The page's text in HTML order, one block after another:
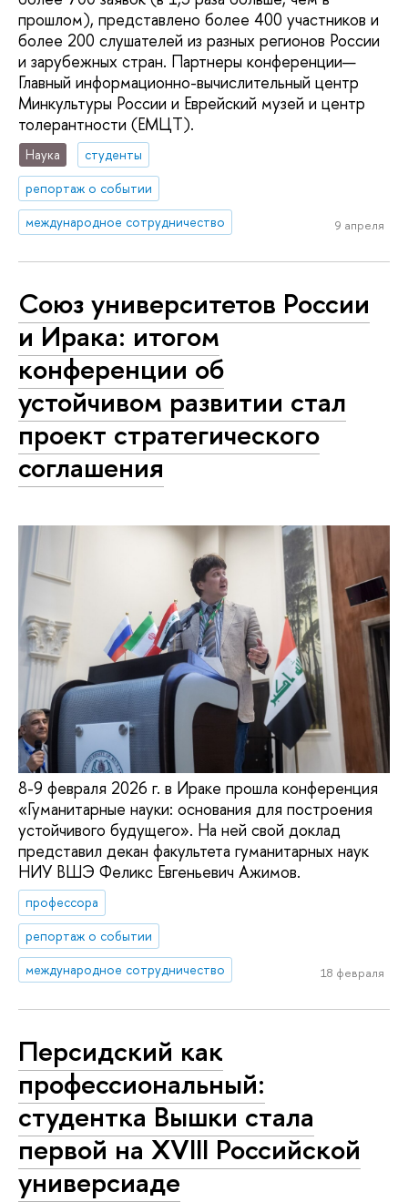
прошлом), представлено более 400 участников и
более 200 слушателей из разных регионов России
и зарубежных стран. Партнеры конференции—
Главный информационно-вычислительный центр
Минкультуры России и Еврейский музей и центр
толерантности (ЕМЦТ).
Наука
студенты
репортаж о событии
международное сотрудничество
9 апреля
Союз университетов России
и Ирака: итогом
конференции об
устойчивом развитии стал
проект стратегического
соглашения
8-9 февраля 2026 г. в Ираке прошла конференция
«Гуманитарные науки: основания для построения
устойчивого будущего». На ней свой доклад
представил декан факультета гуманитарных наук
НИУ ВШЭ Феликс Евгеньевич Ажимов.
профессора
репортаж о событии
международное сотрудничество
18 февраля
Персидский как
профессиональный:
студентка Вышки стала
первой на XVIII Российской
универсиаде